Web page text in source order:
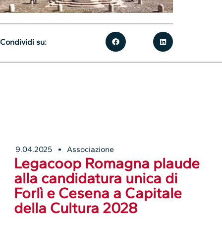
9.04.2025 Associazione
Legacoop Romagna plaude
alla candidatura unica di
Forlì e Cesena a Capitale
della Cultura 2028
Condividi su: